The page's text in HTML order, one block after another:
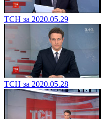
ТСН за 2020.05.29
ТСН за 2020.05.28